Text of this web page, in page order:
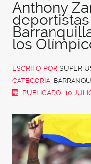
Anthony
los
ESCRITO POR SUPER
CATEGORÍA:
PUBLICADO: 10